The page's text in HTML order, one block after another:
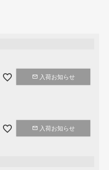
入荷お知らせ
入荷お知らせ